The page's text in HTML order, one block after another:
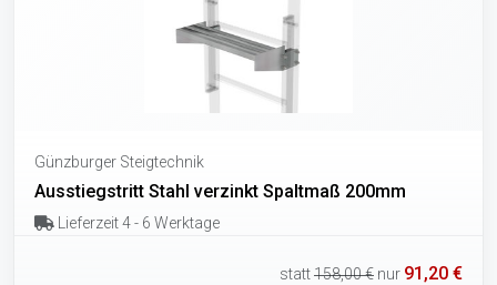
Günzburger Steigtechnik
Ausstiegstritt Stahl verzinkt Spaltmaß 200mm
Lieferzeit 4 - 6 Werktage
statt158,00 € nur 91,20 €